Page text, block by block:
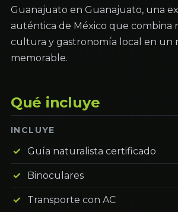
Guanajuato en Guanajuato, una
auténtica de México que combina
cultura y gastronomía local en un
memorable.
Qué incluye
INCLUYE
Guía naturalista certificado
Binoculares
Transporte con AC